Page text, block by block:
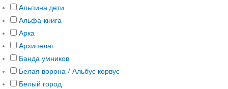
Альпина.дети
Альфа-книга
Арка
Архипелаг
Банда умников
Белая ворона / Альбус корвус
Белый город